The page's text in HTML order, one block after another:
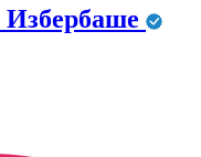
Избербаше